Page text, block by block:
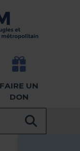
-
FAIRE UN
DON